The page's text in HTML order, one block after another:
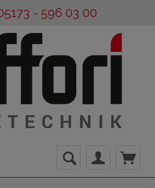
- 596 03 00